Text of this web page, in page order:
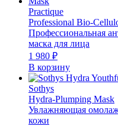
Practique
Professional Bio-
Профессиональная
маска для лица
1 980 ₽
В корзину
Sothys
Hydra-Plumping Mask
Увлажняющая
кожи